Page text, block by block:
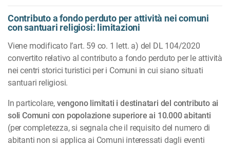
Contributo a fondo perduto per attività nei comuni
con santuari religiosi: limitazioni
Viene modificato l’art. 59 co. 1 lett. a) del DL 104/2020
convertito relativo al contributo a fondo perduto per le attività
nei centri storici turistici per i Comuni in cui siano situati
santuari religiosi.
In particolare, vengono limitati i destinatari del contributo ai
soli Comuni con popolazione superiore ai 10.000 abitanti
(per completezza, si segnala che il requisito del numero di
abitanti non si applica ai Comuni interessati dagli eventi